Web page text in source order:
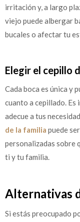
irritación y, a largo
viejo puede albergar
bucales o afectar tu
Elegir el cepillo
Cada boca es única y
cuanto a cepillado. Es
adecue a tus
de la familia puede
personalizadas sobre
ti y tu familia.
Alternativas
Si estás preocupado